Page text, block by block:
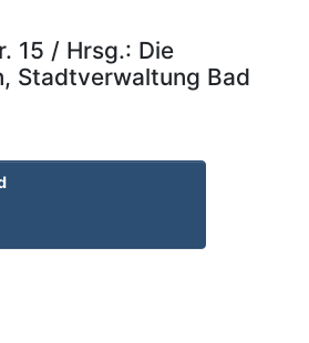
15 / Hrsg.: Die
Stadtverwaltung Bad